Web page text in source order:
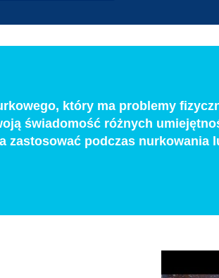
który ma problemy
świadomość różnych
zastosować podczas nurkowania